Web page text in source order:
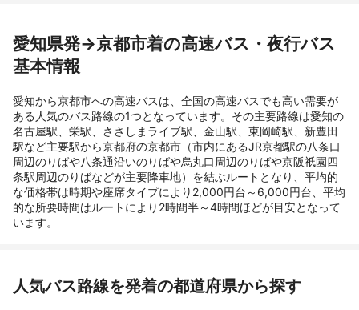
愛知県発→京都市着の高速バス・夜行バス
基本情報
愛知から京都市への高速バスは、全国の高速バスでも高い需要が
ある人気のバス路線の1つとなっています。その主要路線は愛知の
名古屋駅、栄駅、ささしまライブ駅、金山駅、東岡崎駅、新豊田
駅など主要駅から京都府の京都市（市内にあるJR京都駅の八条口
周辺のりばや八条通沿いのりばや烏丸口周辺のりばや京阪祇園四
条駅周辺のりばなどが主要降車地）を結ぶルートとなり、平均的
な価格帯は時期や座席タイプにより2,000円台～6,000円台、平均
的な所要時間はルートにより2時間半～4時間ほどが目安となって
います。
人気バス路線を発着の都道府県から探す